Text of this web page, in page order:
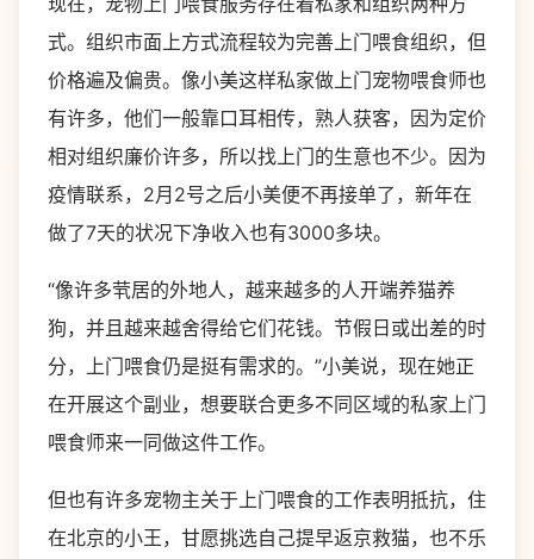
式。组织市面上方式流程较为完善上门喂食组织，但
价格遍及偏贵。像小美这样私家做上门宠物喂食师也
有许多，他们一般靠口耳相传，熟人获客，因为定价
相对组织廉价许多，所以找上门的生意也不少。因为
疫情联系，2月2号之后小美便不再接单了，新年在
做了7天的状况下净收入也有3000多块。
“像许多茕居的外地人，越来越多的人开端养猫养
狗，并且越来越舍得给它们花钱。节假日或出差的时
分，上门喂食仍是挺有需求的。”小美说，现在她正
在开展这个副业，想要联合更多不同区域的私家上门
喂食师来一同做这件工作。
但也有许多宠物主关于上门喂食的工作表明抵抗，住
在北京的小王，甘愿挑选自己提早返京救猫，也不乐